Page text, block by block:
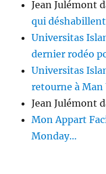
Jean Julémont
qui
Universitas
dernier rodéo
Universitas
retourne à Man
Jean Julémont
Mon Appart
Monday…